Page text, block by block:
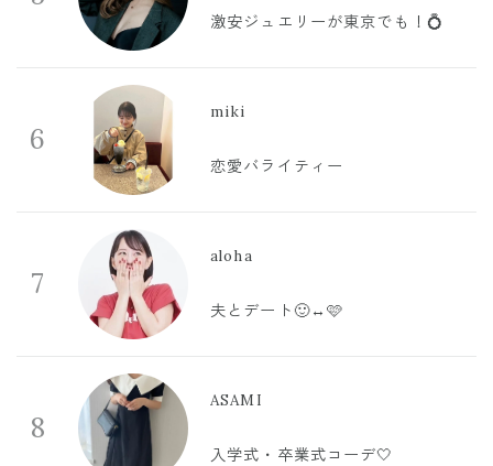
激安ジュエリーが東京でも！💍
6
miki
恋愛バライティー
7
aloha
夫とデート🙂‍↔️🩷
8
ASAMI
入学式・卒業式コーデ🤍